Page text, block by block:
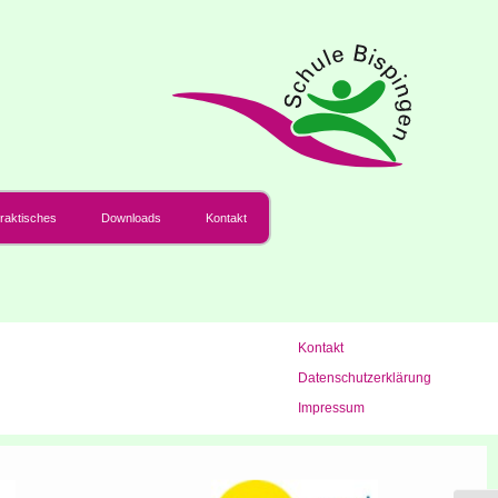
Down­loads Kon­takt
Kon­takt
Daten­schutz­er­klä­rung
Impres­sum